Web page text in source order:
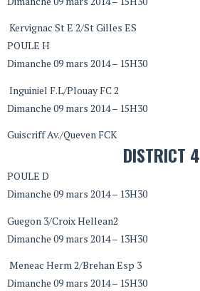
Kervignac St E 2/St Gilles ES
POULE H
Dimanche 09 mars 2014 – 15H30
Inguiniel F.L/Plouay FC 2
Dimanche 09 mars 2014 – 15H30
Guiscriff Av./Queven FCK
DISTRICT 4
POULE D
Dimanche 09 mars 2014 – 13H30
Guegon 3/Croix Hellean2
Dimanche 09 mars 2014 – 13H30
Meneac Herm 2/Brehan Esp 3
Dimanche 09 mars 2014 – 15H30